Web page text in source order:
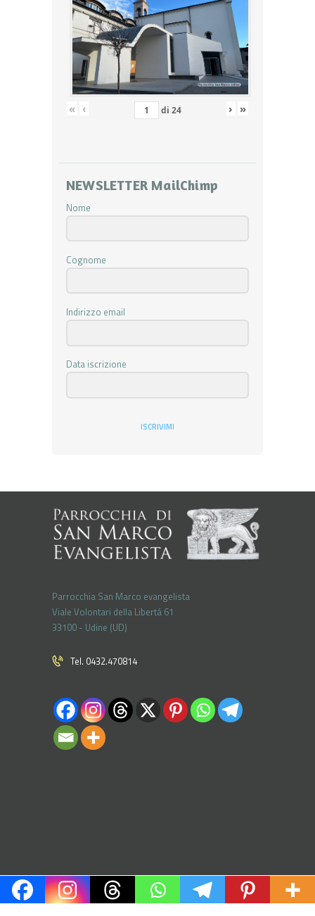
« ‹ di 24 › »
NEWSLETTER MailChimp
Nome
Cognome
Indirizzo email
Data iscrizione
ISCRIVIMI
Parrocchia San Marco evangelista
Viale Volontari della Libertá 61
33100 - Udine (UD)
Tel. 0432.470814